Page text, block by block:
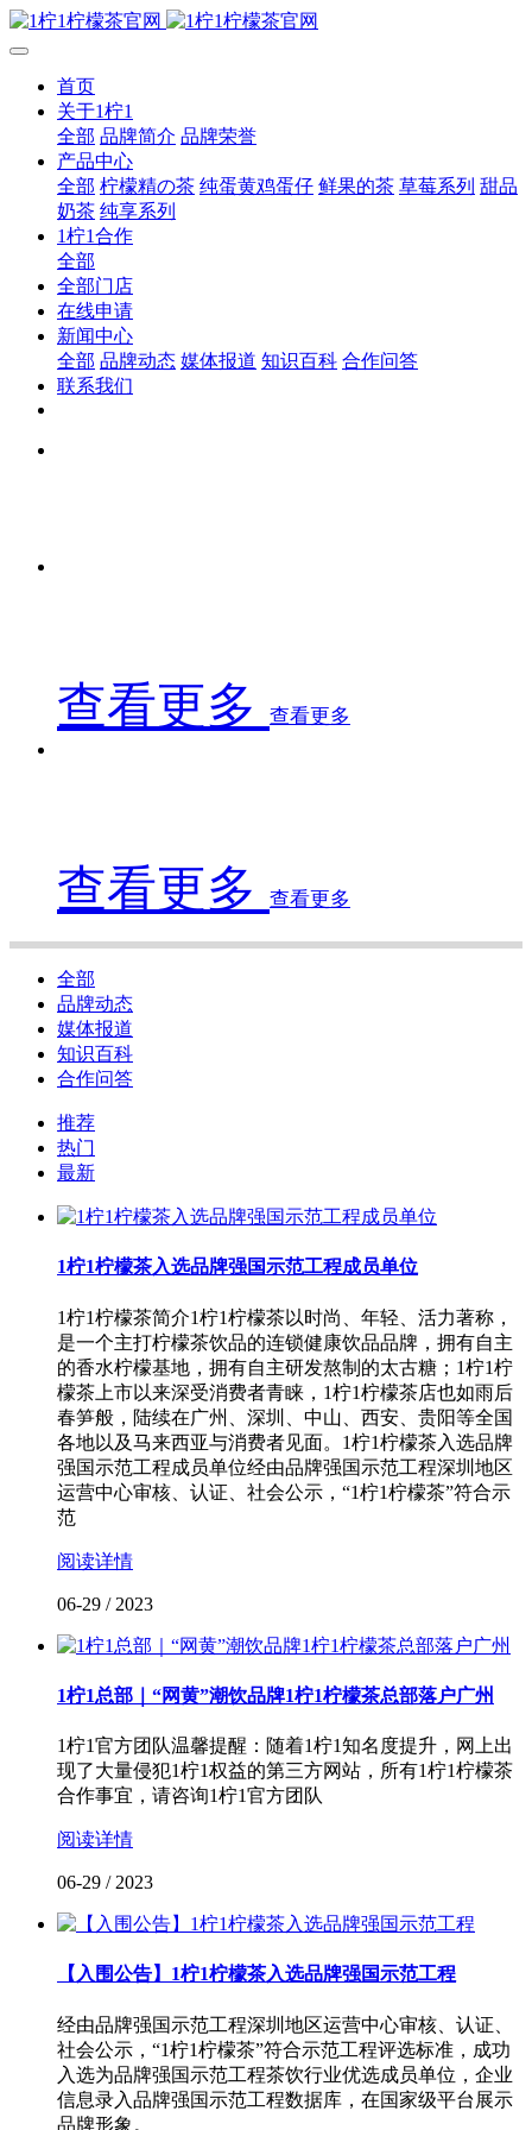
首页
关于1柠1
全部 品牌简介 品牌荣誉
产品中心
全部 柠檬精の茶 纯蛋黄鸡蛋仔 鲜果的茶 草莓系列 甜品
奶茶 纯享系列
1柠1合作
全部
全部门店
在线申请
新闻中心
全部 品牌动态 媒体报道 知识百科 合作问答
联系我们
查看更多 查看更多
查看更多 查看更多
全部
品牌动态
媒体报道
知识百科
合作问答
推荐
热门
最新
1柠1柠檬茶入选品牌强国示范工程成员单位
1柠1柠檬茶简介1柠1柠檬茶以时尚、年轻、活力著称，
是一个主打柠檬茶饮品的连锁健康饮品品牌，拥有自主
的香水柠檬基地，拥有自主研发熬制的太古糖；1柠1柠
檬茶上市以来深受消费者青睐，1柠1柠檬茶店也如雨后
春笋般，陆续在广州、深圳、中山、西安、贵阳等全国
各地以及马来西亚与消费者见面。1柠1柠檬茶入选品牌
强国示范工程成员单位经由品牌强国示范工程深圳地区
运营中心审核、认证、社会公示，“1柠1柠檬茶”符合示
范
阅读详情
06-29 / 2023
1柠1总部｜“网黄”潮饮品牌1柠1柠檬茶总部落户广州
1柠1官方团队温馨提醒：随着1柠1知名度提升，网上出
现了大量侵犯1柠1权益的第三方网站，所有1柠1柠檬茶
合作事宜，请咨询1柠1官方团队
阅读详情
06-29 / 2023
【入围公告】1柠1柠檬茶入选品牌强国示范工程
经由品牌强国示范工程深圳地区运营中心审核、认证、
社会公示，“1柠1柠檬茶”符合示范工程评选标准，成功
入选为品牌强国示范工程​茶饮行业优选成员单位，企业
信息录入品牌强国示范工程数据库，在国家级平台展示
品牌形象。